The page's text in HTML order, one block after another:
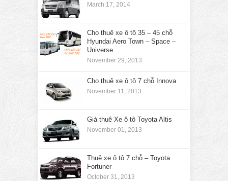
March 17, 2014
Cho thuê xe ô tô 35 – 45 chỗ
Hyundai Aero Town – Space –
Universe
November 29, 2013
Cho thuê xe ô tô 7 chỗ Innova
November 11, 2013
Giá thuê Xe ô tô Toyota Altis
November 01, 2013
Thuê xe ô tô 7 chỗ – Toyota
Fortuner
October 31, 2013